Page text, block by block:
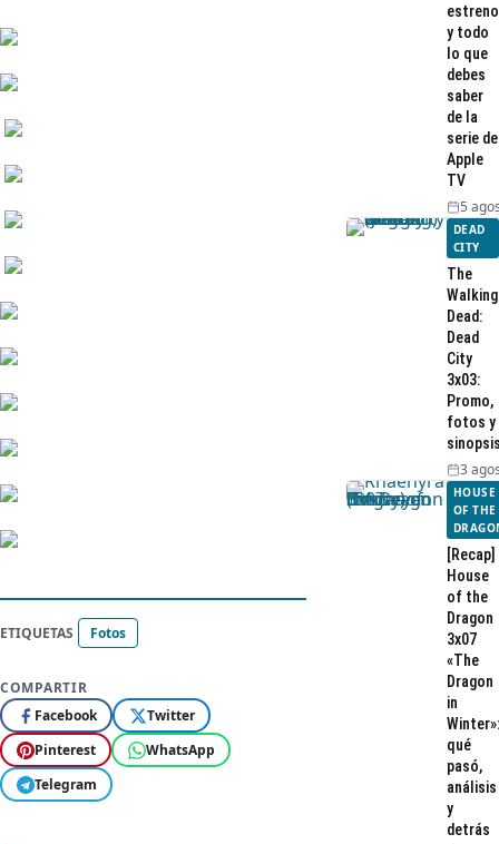
ETIQUETAS Fotos
COMPARTIR
Facebook
Twitter
Pinterest
WhatsApp
Telegram
estreno
y todo
lo que
debes
saber
de la
serie de
Apple
TV
5
DEAD
CITY
The
Walking
Dead:
Dead
City
3x03:
Promo,
fotos y
3
HOUSE
OF THE
[Recap]
House
of the
Dragon
3x07
«The
Dragon
in
Winter»:
qué
pasó,
análisis
y
detrás